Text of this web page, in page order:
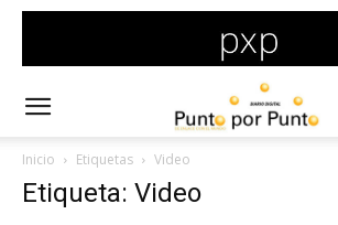
Inicio Etiquetas Video
Etiqueta: Video